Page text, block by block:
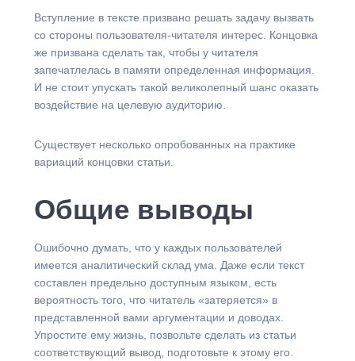
Вступление в тексте призвано решать задачу вызвать
со стороны пользователя-читателя интерес. Концовка
же призвана сделать так, чтобы у читателя
запечатлелась в памяти определенная информация.
И не стоит упускать такой великолепный шанс оказать
воздействие на целевую аудиторию.
Существует несколько опробованных на практике
вариаций концовки статьи.
Общие выводы
Ошибочно думать, что у каждых пользователей
имеется аналитический склад ума. Даже если текст
составлен предельно доступным языком, есть
вероятность того, что читатель «затеряется» в
представленной вами аргументации и доводах.
Упростите ему жизнь, позвольте сделать из статьи
соответствующий вывод, подготовьте к этому его.